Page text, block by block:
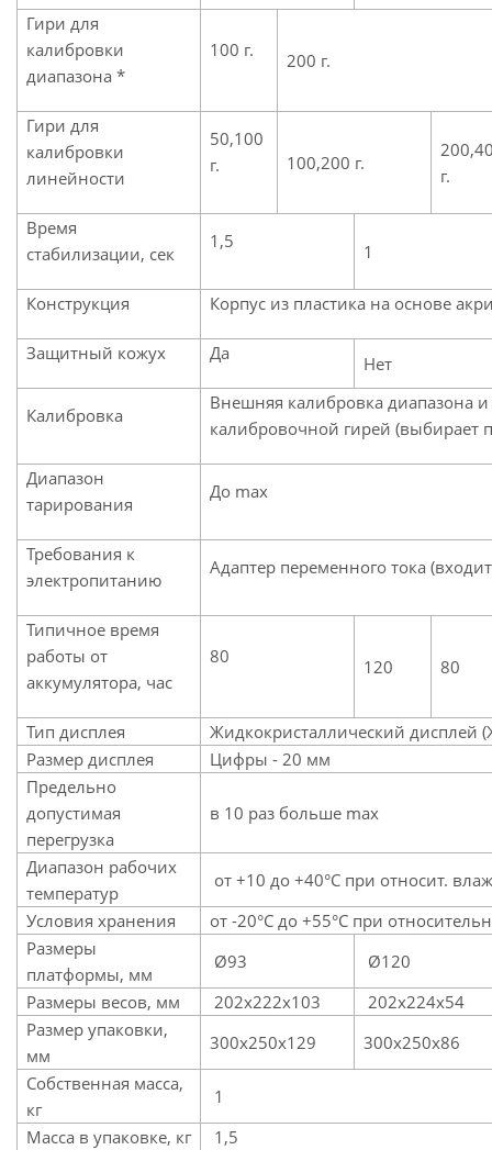
Гири для
калибровки
диапазона *
100 г. 200 г.
Гири для
калибровки
линейности
50,100
г.
100,200 г.
г.
Время
стабилизации, сек
1,5 1
Конструкция Корпус из пластика на основе
Защитный кожух Да Нет
Калибровка
Внешняя калибровка диапазона
калибровочной гирей
Диапазон
тарирования
До max
Требования к
электропитанию
Адаптер переменного тока
Типичное время
работы от
аккумулятора, час
80 120 80
Тип дисплея
Жидкокристаллический
Размер дисплея
Цифры - 20 мм
Предельно
допустимая
перегрузка
в 10 раз больше max
Диапазон рабочих
температур
от +10 до +40°С при относит.
Условия хранения
от -20°С до +55°С при
Размеры
платформы, мм
Ø93
Ø120
Размеры весов, мм
202х222х103
Размер упаковки,
мм
300х250х129
300х250х86
Собственная масса,
кг
1
Масса в упаковке, кг
1,5